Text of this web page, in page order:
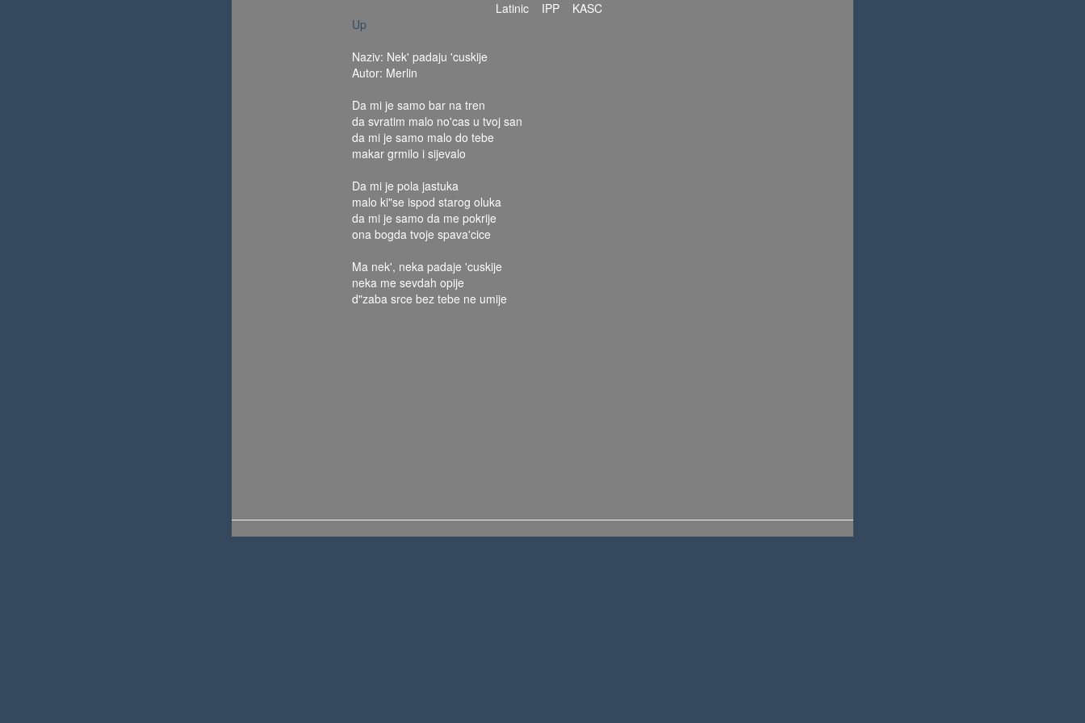
Latinic IPP
KASC
Up
Naziv: Nek' padaju 'cuskije
Autor: Merlin
Da mi je samo bar na tren
da svratim malo no'cas u tvoj san
da mi je samo malo do tebe
makar grmilo i sijevalo
Da mi je pola jastuka
malo ki"se ispod starog oluka
da mi je samo da me pokrije
ona bogda tvoje spava'cice
Ma nek', neka padaje 'cuskije
neka me sevdah opije
d"zaba srce bez tebe ne umije